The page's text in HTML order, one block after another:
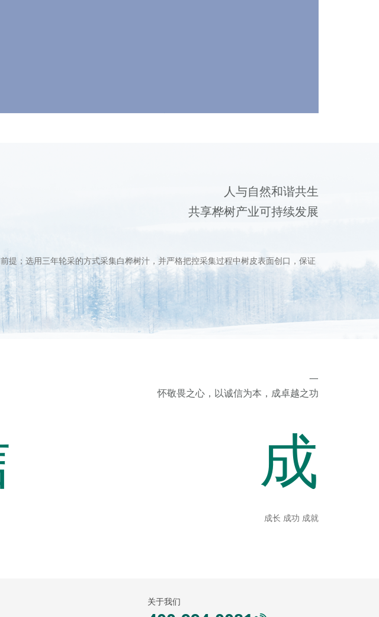
人与自然和谐共生
共享桦树产业可持续发展
；选用三年轮采的方式采集白桦树汁，并严格把控采集过程中树皮表面创口，保证
一
怀敬畏之心，以诚信为本，成卓越之功
成
成长 成功 成就
关于我们